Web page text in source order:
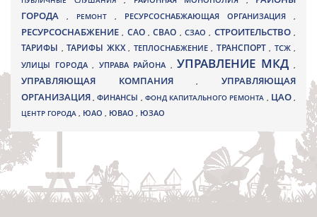
ГОРОДА
, РЕМОНТ , РЕСУРСОСНАБЖАЮЩАЯ ОРГАНИЗАЦИЯ ,
РЕСУРСОСНАБЖЕНИЕ, САО,СВАО ,СЗАО, СТРОИТЕЛЬСТВО,
ТАРИФЫ , ТАРИФЫ ЖКХ , ТЕПЛОСНАБЖЕНИЕ , ТРАНСПОРТ , ТСЖ ,
УЛИЦЫ ГОРОДА , УПРАВА РАЙОНА , УПРАВЛЕНИЕ МКД ,
УПРАВЛЯЮЩАЯ КОМПАНИЯ,УПРАВЛЯЮЩАЯ
ОРГАНИЗАЦИЯ,ФИНАНСЫ , ФОНД КАПИТАЛЬНОГО РЕМОНТА , ЦАО,
ЦЕНТР ГОРОДА , ЮАО , ЮВАО , ЮЗАО